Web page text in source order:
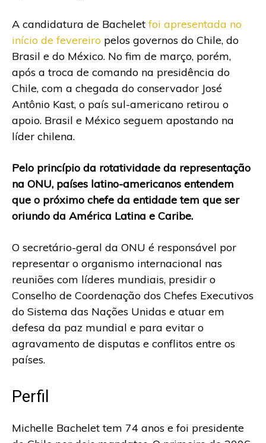
A candidatura de Bachelet foi apresentada no
início de fevereiro pelos governos do Chile, do
Brasil e do México. No fim de março, porém,
após a troca de comando na presidência do
Chile, com a chegada do conservador José
Antônio Kast, o país sul-americano retirou o
apoio. Brasil e México seguem apostando na
líder chilena.
Pelo princípio da rotatividade da representação
na ONU, países latino-americanos entendem
que o próximo chefe da entidade tem que ser
oriundo da América Latina e Caribe.
O secretário-geral da ONU é responsável por
representar o organismo internacional nas
reuniões com líderes mundiais, presidir o
Conselho de Coordenação dos Chefes Executivos
do Sistema das Nações Unidas e atuar em
defesa da paz mundial e para evitar o
agravamento de disputas e conflitos entre os
países.
Perfil
Michelle Bachelet tem 74 anos e foi presidente